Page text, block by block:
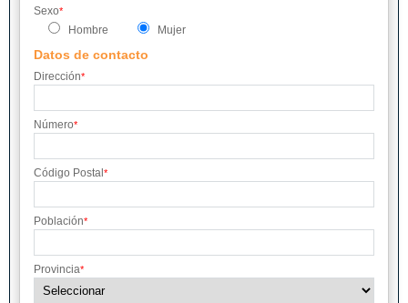
Sexo*
Hombre Mujer
Datos de contacto
Dirección*
Número*
Código Postal *
Población*
Provincia*